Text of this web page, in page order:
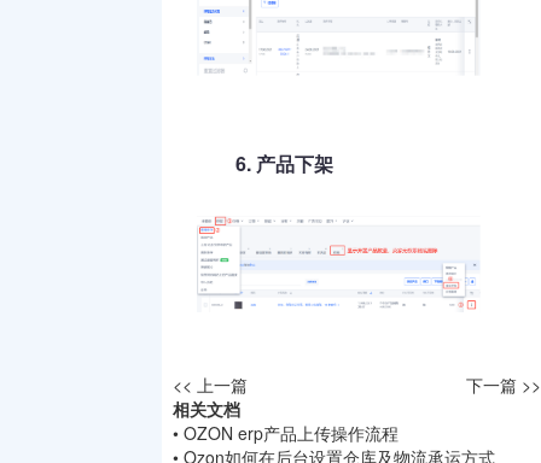
6. 产品下架
<< 上一篇
下一篇 >>
相关文档
• OZON erp产品上传操作流程
• Ozon如何在后台设置仓库及物流承运方式